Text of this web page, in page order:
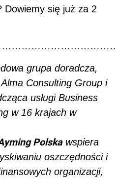
Dowiemy się już za 2
grupa doradcza,
Alma Consulting Group i
usługi Business
w 16 krajach w
Polskawspiera
oszczędności i
organizacji,